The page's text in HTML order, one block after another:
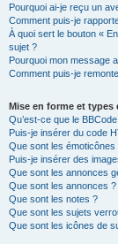
Pourquoi ai-je reçu un
Comment puis-je
À quoi sert le bouton «
sujet ?
Pourquoi mon message
Comment puis-je
Mise en forme et types
Qu’est-ce que le
Puis-je insérer du code
Que sont les émoticônes
Puis-je insérer des
Que sont les annonces
Que sont les annonces ?
Que sont les notes ?
Que sont les sujets
Que sont les icônes de